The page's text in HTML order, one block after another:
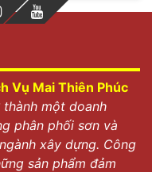
Vụ Mai Thiên Phúc
một doanh
phân phối sơn và
xây dựng. Công
sản phẩm đảm